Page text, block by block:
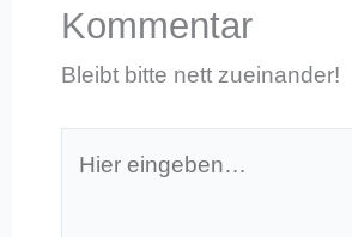
Kommentar
Bleibt bitte nett zueinander!
eingeben…